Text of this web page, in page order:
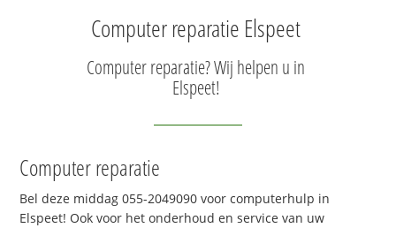
Computer reparatie Elspeet
Computer reparatie? Wij helpen u in
Elspeet!
Computer reparatie
Bel deze middag 055-2049090 voor computerhulp in
Elspeet! Ook voor het onderhoud en service van uw